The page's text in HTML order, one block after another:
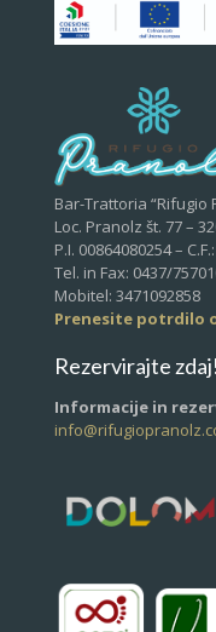
Bar-Trattoria “Rifugio
Loc. Pranolz št. 77 –
P.I. 00864080254 –
Tel. in Fax: 0437/
Mobitel: 3471092858
Prenesite potrdilo
Rezervirajte zdaj!
Informacije in